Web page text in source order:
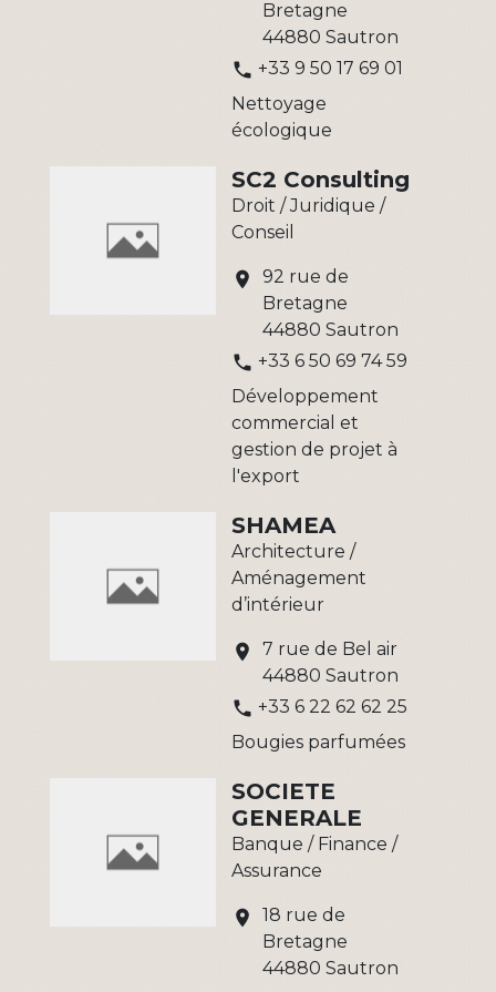
Bretagne
44880 Sautron
phone +33 9 50 17 69 01
Nettoyage
écologique
SC2 Consulting
Droit / Juridique /
Conseil
location_on
92 rue de
Bretagne
44880 Sautron
phone +33 6 50 69 74 59
Développement
commercial et
gestion de projet à
l'export
SHAMEA
Architecture /
Aménagement
d’intérieur
location_on
7 rue de Bel air
44880 Sautron
phone +33 6 22 62 62 25
Bougies parfumées
SOCIETE
GENERALE
Banque / Finance /
Assurance
location_on
18 rue de
Bretagne
44880 Sautron